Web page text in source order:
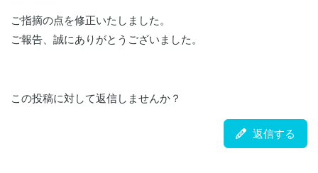
ご指摘の点を修正いたしました。
ご報告、誠にありがとうございました。
この投稿に対して返信しませんか？
返信する